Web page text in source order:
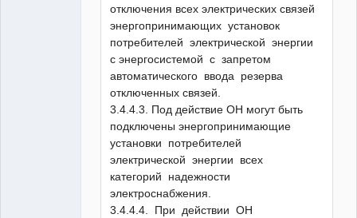
отключения всех электрических связей
энергопринимающих установок
потребителей электрической энергии
с энергосистемой с запретом
автоматического ввода резерва
отключенных связей.
3.4.4.3. Под действие ОН могут быть
подключены энергопринимающие
установки потребителей
электрической энергии всех
категорий надежности
электроснабжения.
3.4.4.4. При действии ОН